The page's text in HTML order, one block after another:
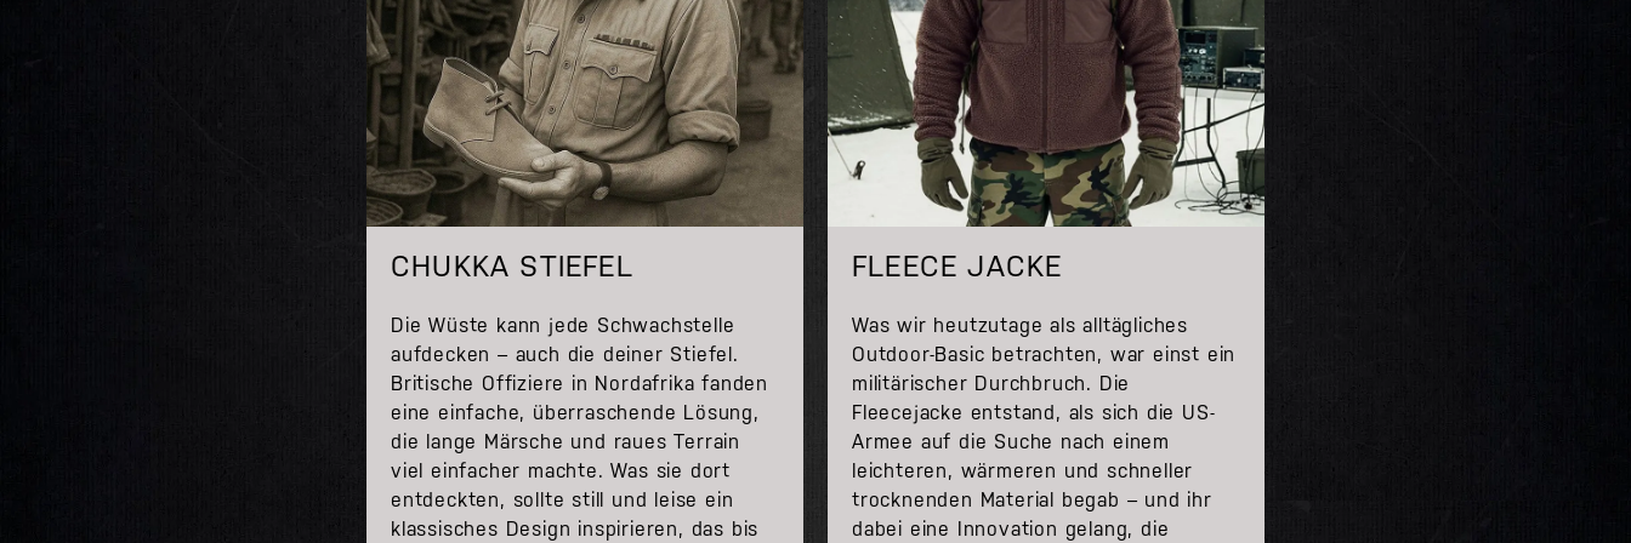
CHUKKA STIEFEL
Die Wüste kann jede Schwachstelle
aufdecken – auch die deiner Stiefel.
Britische Offiziere in Nordafrika fanden
eine einfache, überraschende Lösung,
die lange Märsche und raues Terrain
viel einfacher machte. Was sie dort
entdeckten, sollte still und leise ein
klassisches Design inspirieren, das bis
FLEECE JACKE
Was wir heutzutage als alltägliches
Outdoor-Basic betrachten, war einst ein
militärischer Durchbruch. Die
Fleecejacke entstand, als sich die US-
Armee auf die Suche nach einem
leichteren, wärmeren und schneller
trocknenden Material begab – und ihr
dabei eine Innovation gelang, die